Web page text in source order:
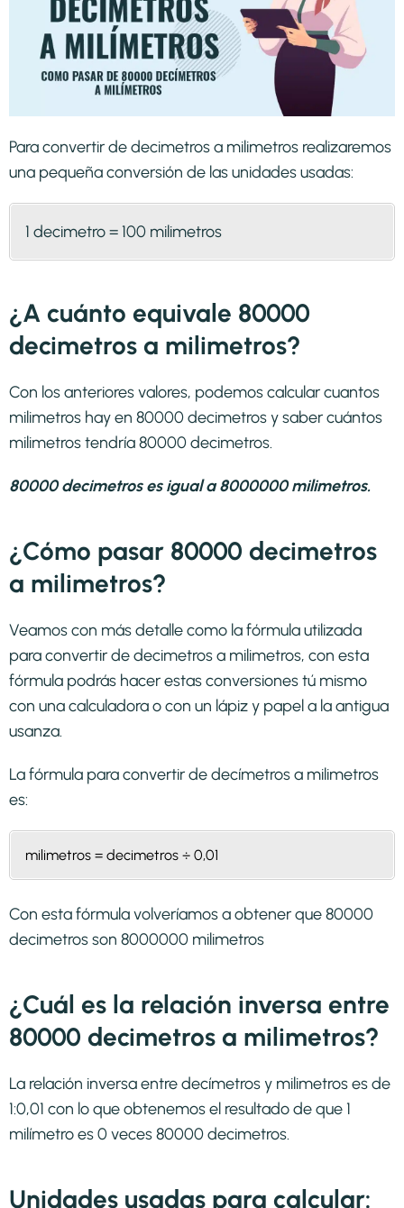
Para convertir de decimetros a milimetros realizaremos
una pequeña conversión de las unidades usadas:
1 decimetro = 100 milimetros
¿A cuánto equivale 80000
decimetros a milimetros?
Con los anteriores valores, podemos calcular cuantos
milimetros hay en 80000 decimetros y saber cuántos
milimetros tendría 80000 decimetros.
80000 decimetros es igual a 8000000 milimetros.
¿Cómo pasar 80000 decimetros
a milimetros?
Veamos con más detalle como la fórmula utilizada
para convertir de decimetros a milimetros, con esta
fórmula podrás hacer estas conversiones tú mismo
con una calculadora o con un lápiz y papel a la antigua
usanza.
La fórmula para convertir dedecímetros a milimetros
es:
milimetros = decimetros ÷ 0,01
Con esta fórmula volveríamos a obtener que 80000
decimetros son 8000000 milimetros
¿Cuál es la relación inversa entre
80000 decimetros a milimetros?
La relación inversa entre decímetros y milimetros es de
1:0,01 con lo que obtenemos el resultado de que 1
milímetro es 0 veces 80000 decimetros.
Unidades usadas para calcular: